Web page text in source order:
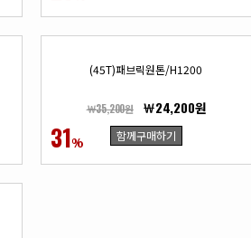
31%
(45T)패브릭원톤/H1200
￦35,200원 ￦24,200원
함께구매하기